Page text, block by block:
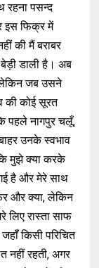
रहना पसन्द
इस फिक्र में
की मैं बराबर
डाली है। अब
लेकिन जब उसने
की कोई सूरत
पहले नागपुर चलूँ,
उनके स्वभाव
मुझे क्या करके
है और मेरे साथ
और क्या, लेकिन
लिए रास्ता साफ
किसी परिचित
नहीं रहती, अगर